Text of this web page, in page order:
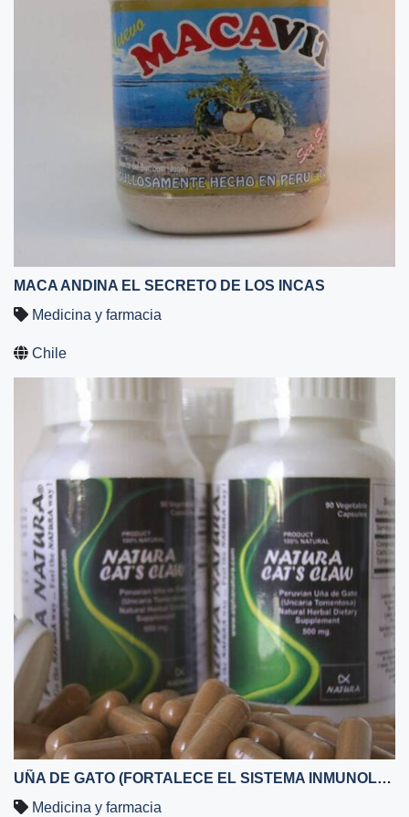
MACA ANDINA EL SECRETO DE LOS INCAS
Medicina y farmacia
Chile
UÑA DE GATO (FORTALECE EL SISTEMA INMUNOLÓGICO)
Medicina y farmacia